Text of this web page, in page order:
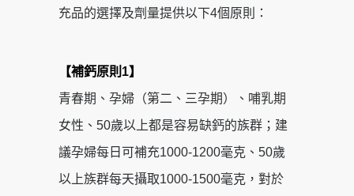
充品的選擇及劑量提供以下4個原則：
【補鈣原則1】
青春期、孕婦（第二、三孕期）、哺乳期
女性、50歲以上都是容易缺鈣的族群；建
議孕婦每日可補充1000-1200毫克、50歲
以上族群每天攝取1000-1500毫克，對於